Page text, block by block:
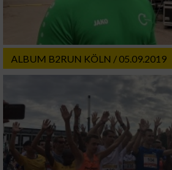
ALBUM B2RUN KÖLN / 05.09.2019